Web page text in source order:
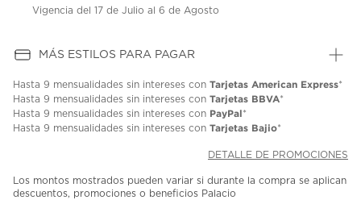
Vigencia del 17 de Julio al 6 de Agosto
MÁS ESTILOS PARA PAGAR
Hasta 9 mensualidades sin intereses con Tarjetas American Express*
Hasta 9 mensualidades sin intereses con Tarjetas BBVA*
Hasta 9 mensualidades sin intereses con PayPal*
Hasta 9 mensualidades sin intereses con Tarjetas Bajio*
DETALLE DE PROMOCIONES
Los montos mostrados pueden variar si durante la compra se aplican
descuentos, promociones o beneficios Palacio